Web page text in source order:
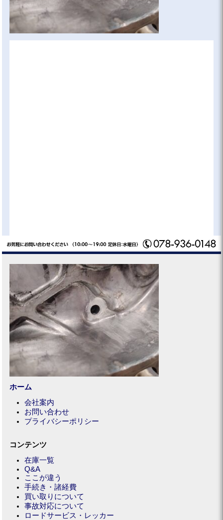
ホーム
会社案内
お問い合わせ
プライバシーポリシー
コンテンツ
在庫一覧
Q&A
ここが違う
手続き・諸経費
買い取りについて
事故対応について
ロードサービス・レッカー